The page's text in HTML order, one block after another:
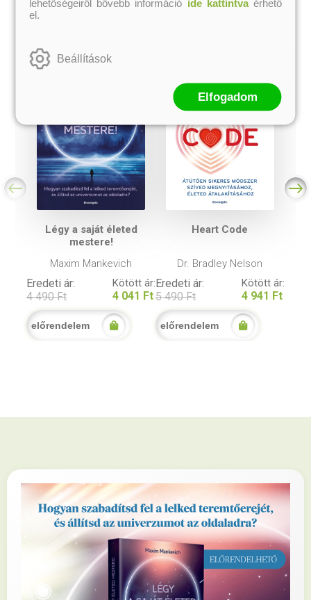
Légy a saját életed
mestere!
Maxim Mankevich
Eredeti ár:
4 490 Ft
Kötött ár:
4 041 Ft
előrendelem
Heart Code
Dr. Bradley Nelson
Eredeti ár:
5 490 Ft
Kötött ár:
4 941 Ft
előrendelem
lehetőségeiről bővebb információ ide kattintvaérhető
el.
Beállítások
Elfogadom